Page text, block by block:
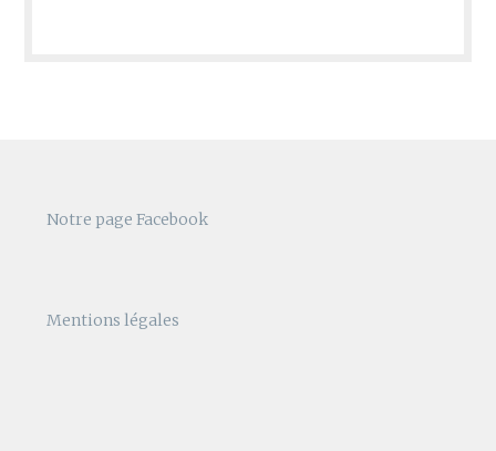
Notre page Facebook
Mentions légales